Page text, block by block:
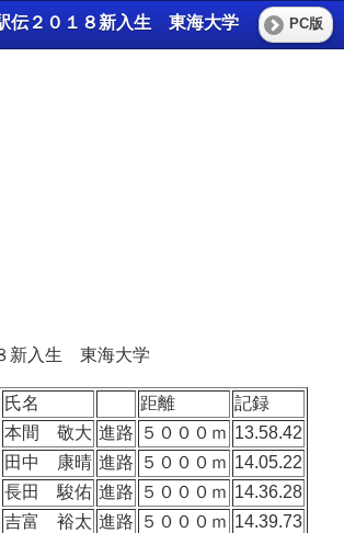
伝２０１８新入生 東海大学 PC版
新入生 東海大学
氏名 距離
記録
本間 敬大 進路 ５０００ｍ 13.58.42
田中 康晴 進路 ５０００ｍ 14.05.22
長田 駿佑 進路 ５０００ｍ 14.36.28
吉富 裕太 進路 ５０００ｍ 14.39.73